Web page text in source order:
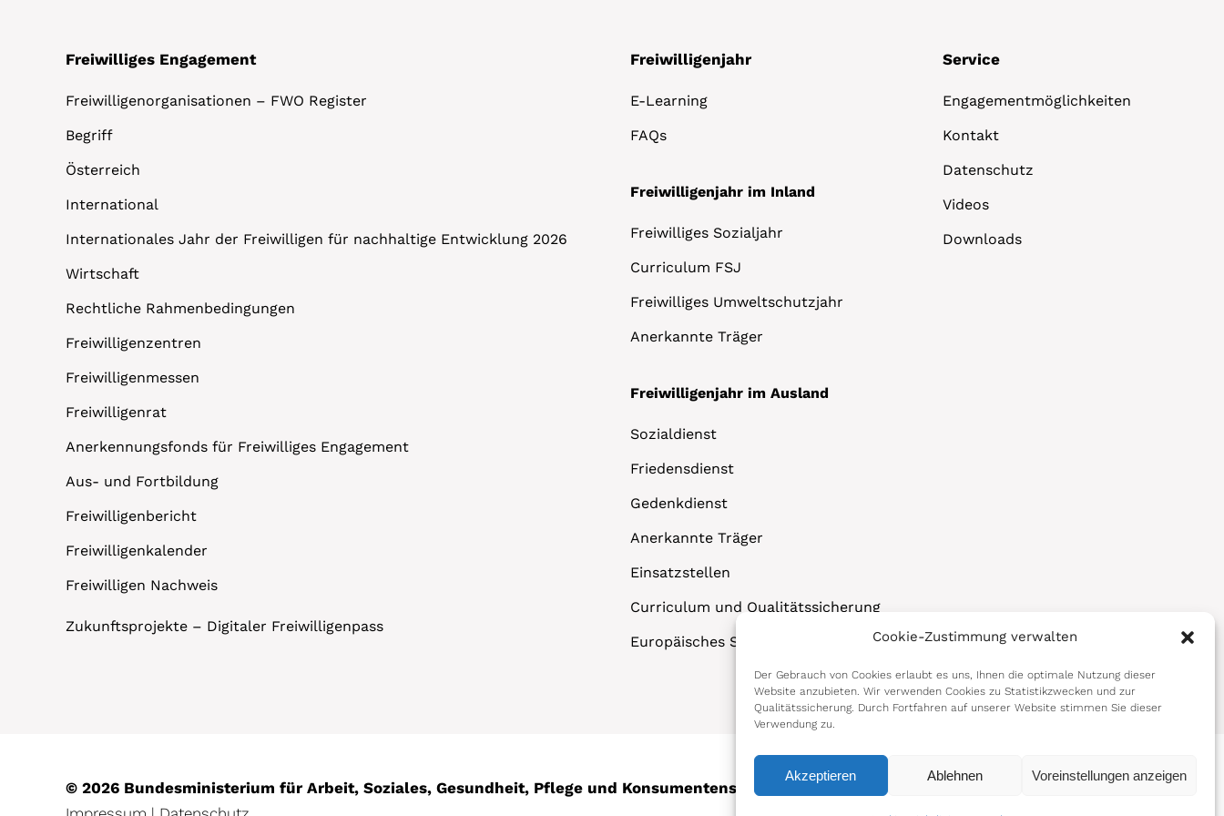
Cookie-Zustimmung verwalten
Der Gebrauch von Cookies erlaubt es uns, Ihnen die optimale Nutzung dieser
Website anzubieten. Wir verwenden Cookies zu Statistikzwecken und zur
Qualitätssicherung. Durch Fortfahren auf unserer Website stimmen Sie dieser
Verwendung zu.
Akzeptieren Ablehnen Voreinstellungen anzeigen
Freiwilliges Engagement
Freiwilligenorganisationen – FWO Register
Begriff
Österreich
International
Internationales Jahr der Freiwilligen für nachhaltige Entwicklung 2026
Wirtschaft
Rechtliche Rahmenbedingungen
Freiwilligenzentren
Freiwilligenmessen
Freiwilligenrat
Anerkennungsfonds für Freiwilliges Engagement
Aus- und Fortbildung
Freiwilligenbericht
Freiwilligenkalender
Freiwilligen Nachweis
Zukunftsprojekte – Digitaler Freiwilligenpass
Freiwilligenjahr
E-Learning
FAQs
Freiwilligenjahr im Inland
Freiwilliges Sozialjahr
Curriculum FSJ
Freiwilliges Umweltschutzjahr
Anerkannte Träger
Freiwilligenjahr im Ausland
Sozialdienst
Friedensdienst
Gedenkdienst
Anerkannte Träger
Einsatzstellen
Curriculum und Qualitätssicherung
Europäisches Solidaritätskorps
Service
Engagementmöglichkeiten
Kontakt
Datenschutz
Videos
Downloads
© 2026 Bundesministerium für Arbeit, Soziales, Gesundheit, Pflege und Konsumentenschutz